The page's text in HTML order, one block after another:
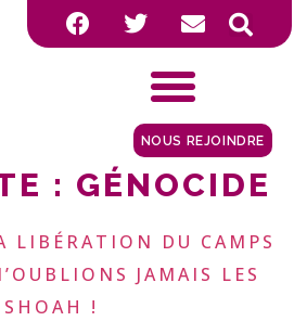
NOUS REJOINDRE
: GÉNOCIDE
LIBÉRATION DU CAMPS
JAMAIS LES
!